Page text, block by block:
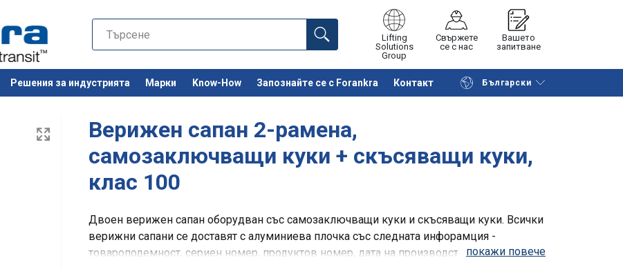
Lifting
Solutions
Group
Свържете
се с нас
Вашето
запитване
Решения за индустрията Марки Know-How Запознайте се с Forankra Контакт Български
Останете на страницата Поискайте оферта
Верижен сапан 2-рамена,
самозаключващи куки + скъсяващи куки,
клас 100
Двоен верижен сапан оборудван със самозаключващи куки и скъсяващи куки. Всички
верижни сапани се доставят с алуминиева плочка със следната инфорамция -
товароподемност, сериен номер, продуктов номер, дата на производство и т.н.покажи повече